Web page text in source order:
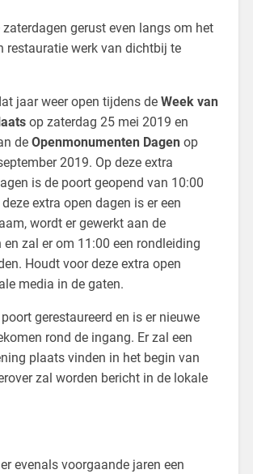
zaterdagen gerust even langs om het
restauratie werk van dichtbij te
jaar weer open tijdens de Week van
op zaterdag 25 mei 2019 en
de Openmonumenten Dagenop
2019. Op deze extra
is de poort geopend van 10:00
extra open dagen is er een
wordt er gewerkt aan de
zal er om 11:00 een rondleiding
Houdt voor deze extra open
media in de gaten.
gerestaureerd en is er nieuwe
rond de ingang. Er zal een
plaats vinden in het begin van
zal worden bericht in de lokale
evenals voorgaande jaren een